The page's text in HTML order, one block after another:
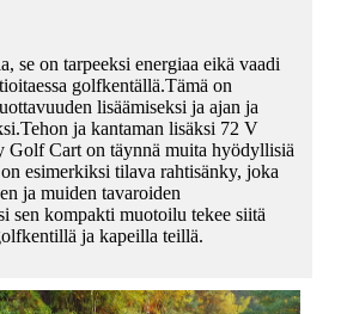
se on tarpeeksi energiaa eikä vaadi
golfkentällä.Tämä on
lisäämiseksi ja ajan ja
ja kantaman lisäksi 72 V
Cart on täynnä muita hyödyllisiä
esimerkiksi tilava rahtisänky, joka
ja muiden tavaroiden
sen kompakti muotoilu tekee siitä
ja kapeilla teillä.